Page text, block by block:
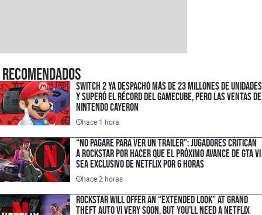
Recomendados
Switch 2 ya despachó más de 23 millones de unidades
y superó el récord del GameCube, pero las ventas de
Nintendo cayeron
hace 1 hora
“No pagaré para ver un trailer”: jugadores critican
a Rockstar por hacer que el próximo avance de GTA VI
sea exclusivo de Netflix por 6 horas
hace 2 horas
Rockstar Will Offer an “Extended Look” at Grand
Theft Auto VI Very Soon, but You’ll Need a Netflix